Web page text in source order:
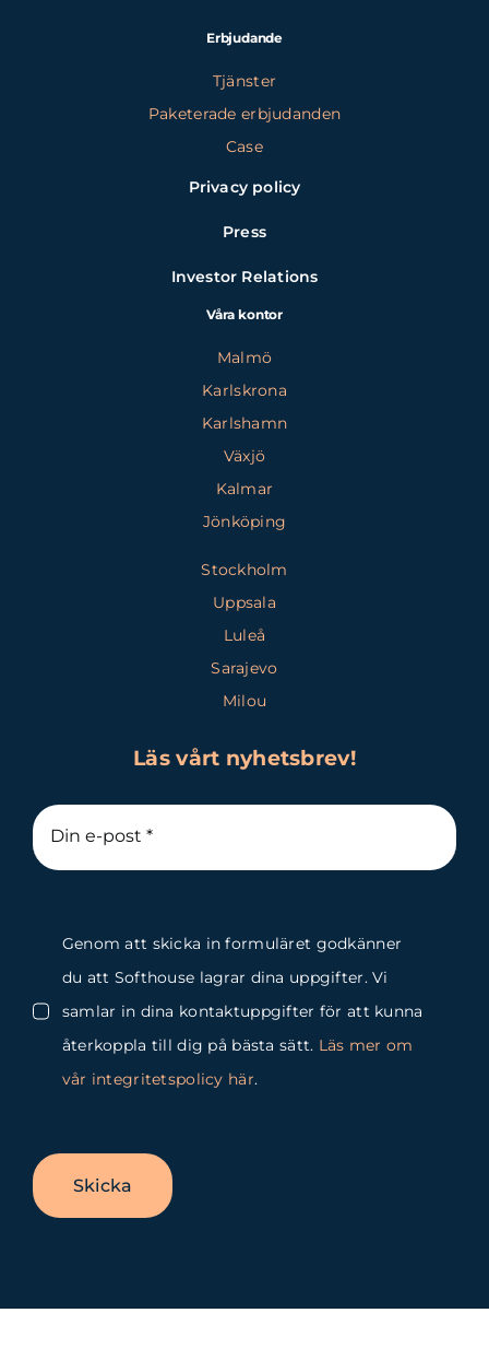
Erbjudande
Tjänster
Paketerade erbjudanden
Case
Privacy policy
Press
Investor Relations
Våra kontor
Malmö
Karlskrona
Karlshamn
Växjö
Kalmar
Jönköping
Stockholm
Uppsala
Luleå
Sarajevo
Milou
Läs vårt nyhetsbrev!
Genom att skicka in formuläret godkänner
du att Softhouse lagrar dina uppgifter. Vi
samlar in dina kontaktuppgifter för att kunna
återkoppla till dig på bästa sätt. Läs mer om
vår integritetspolicy här.
Skicka